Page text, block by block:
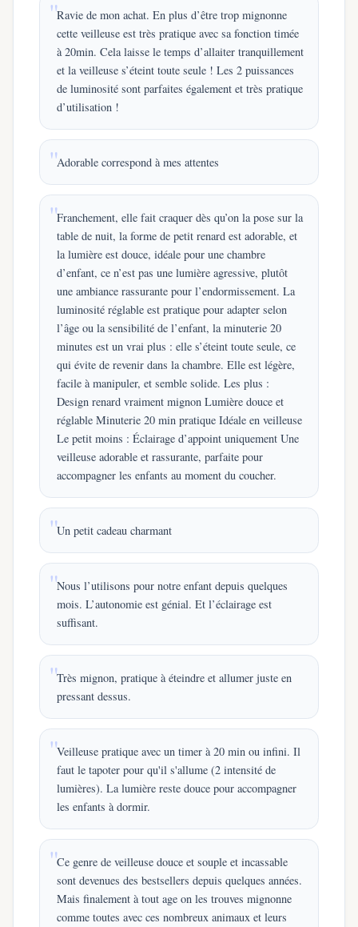
Ravie de mon achat. En plus d’être trop mignonne
cette veilleuse est très pratique avec sa fonction timée
à 20min. Cela laisse le temps d’allaiter tranquillement
et la veilleuse s’éteint toute seule ! Les 2 puissances
de luminosité sont parfaites également et très pratique
d’utilisation !
Adorable correspond à mes attentes
Franchement, elle fait craquer dès qu’on la pose sur la
table de nuit, la forme de petit renard est adorable, et
la lumière est douce, idéale pour une chambre
d’enfant, ce n’est pas une lumière agressive, plutôt
une ambiance rassurante pour l’endormissement. La
luminosité réglable est pratique pour adapter selon
l’âge ou la sensibilité de l’enfant, la minuterie 20
minutes est un vrai plus : elle s’éteint toute seule, ce
qui évite de revenir dans la chambre. Elle est légère,
facile à manipuler, et semble solide. Les plus :
Design renard vraiment mignon Lumière douce et
réglable Minuterie 20 min pratique Idéale en veilleuse
Le petit moins : Éclairage d’appoint uniquement Une
veilleuse adorable et rassurante, parfaite pour
accompagner les enfants au moment du coucher.
Un petit cadeau charmant
Nous l’utilisons pour notre enfant depuis quelques
mois. L’autonomie est génial. Et l’éclairage est
suffisant.
Très mignon, pratique à éteindre et allumer juste en
pressant dessus.
Veilleuse pratique avec un timer à 20 min ou infini. Il
faut le tapoter pour qu'il s'allume (2 intensité de
lumières). La lumière reste douce pour accompagner
les enfants à dormir.
Ce genre de veilleuse douce et souple et incassable
sont devenues des bestsellers depuis quelques années.
Mais finalement à tout age on les trouves mignonne
comme toutes avec ces nombreux animaux et leurs